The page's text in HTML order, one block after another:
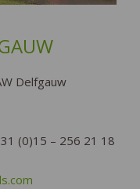
Delfgauw
(0)15 – 256 21 18